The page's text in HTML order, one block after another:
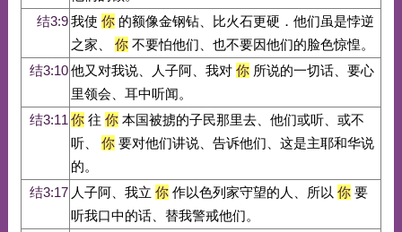
结3:9我使 你的额像金钢钻、比火石更硬．他们虽是悖逆
之家、
你不要怕他们、也不要因他们的脸色惊惶。
结3:10他又对我说、人子阿、我对 你所说的一切话、要心
里领会、耳中听闻。
结3:11 你往 你本国被掳的子民那里去、他们或听、或不
听、
你要对他们讲说、告诉他们、这是主耶和华说
的。
结3:17 人子阿、我立 你作以色列家守望的人、所以 你要
听我口中的话、替我警戒他们。